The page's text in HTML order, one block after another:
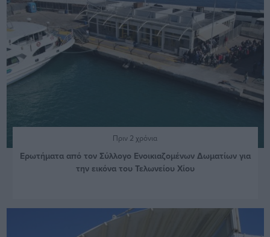
Πριν 2 χρόνια
Ερωτήματα από τον Σύλλογο Ενοικιαζομένων Δωματίων για
την εικόνα του Τελωνείου Χίου